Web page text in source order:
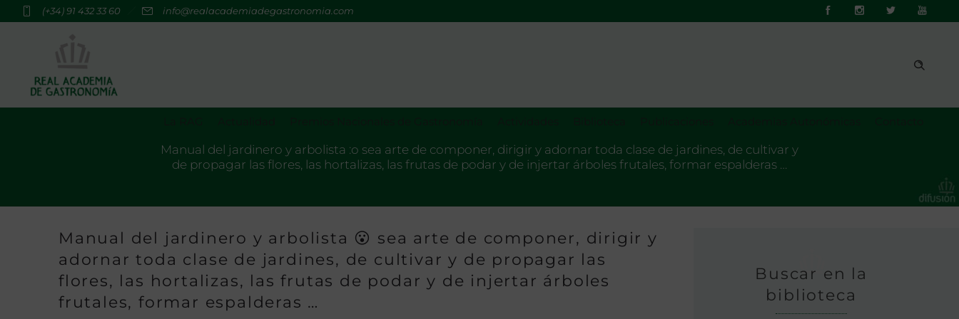
(+34) 91 432 33 60 info@realacademiadegastronomia.com
Manual del jardinero y arbolista :o sea arte de componer, dirigir y adornar toda clase de jardines, de cultivar y
de propagar las flores, las hortalizas, las frutas de podar y de injertar árboles frutales, formar espalderas …
Manual del jardinero y arbolista 😮 sea arte de componer, dirigir y
adornar toda clase de jardines, de cultivar y de propagar las
flores, las hortalizas, las frutas de podar y de injertar árboles
frutales, formar espalderas …
Buscar en la
biblioteca